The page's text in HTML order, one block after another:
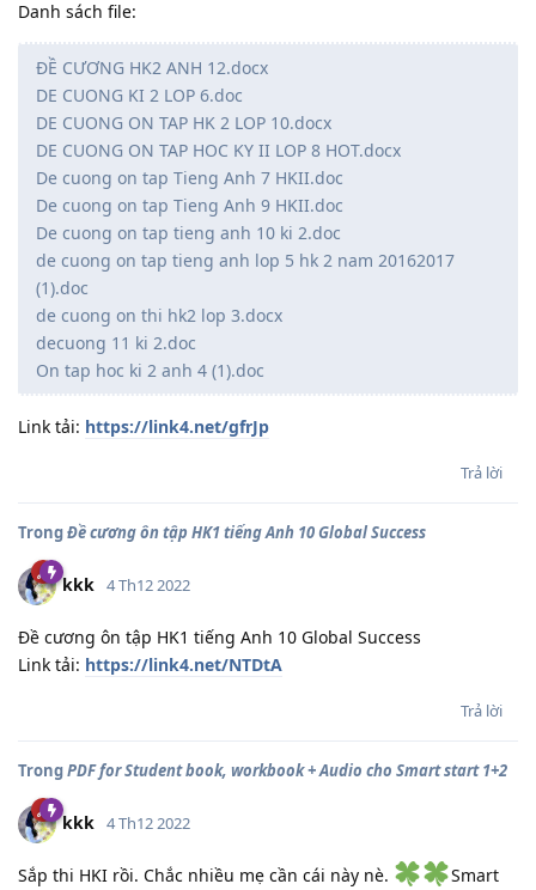
Danh sách file:
ĐỀ CƯƠNG HK2 ANH 12.docx
DE CUONG KI 2 LOP 6.doc
DE CUONG ON TAP HK 2 LOP 10.docx
DE CUONG ON TAP HOC KY II LOP 8 HOT.docx
De cuong on tap Tieng Anh 7 HKII.doc
De cuong on tap Tieng Anh 9 HKII.doc
De cuong on tap tieng anh 10 ki 2.doc
de cuong on tap tieng anh lop 5 hk 2 nam 20162017
(1).doc
de cuong on thi hk2 lop 3.docx
decuong 11 ki 2.doc
On tap hoc ki 2 anh 4 (1).doc
Link tải: https://link4.net/gfrJp
Trả lời
TrongĐề cương ôn tập HK1 tiếng Anh 10 Global Success
kkk 4 Th12 2022
Đề cương ôn tập HK1 tiếng Anh 10 Global Success
Link tải: https://link4.net/NTDtA
Trả lời
TrongPDF for Student book, workbook + Audio cho Smart start 1+2
kkk 4 Th12 2022
Sắp thi HKI rồi. Chắc nhiều mẹ cần cái này nè.
Smart